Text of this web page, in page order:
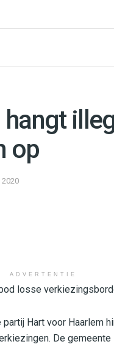
op
ADVERTENTIE
losse
Hart voor Haarlem
De